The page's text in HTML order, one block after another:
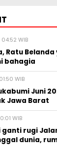
WIB
Ratu
bahagia
WIB
Juni
Jawa Barat
WIB
rugi
dunia,